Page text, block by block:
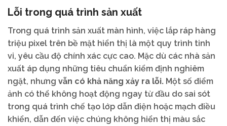
Lỗi trong quá trình sản xuất
Trong quá trình sản xuất màn hình, việc lắp ráp hàng
triệu pixel trên bề mặt hiển thị là một quy trình tinh
vi, yêu cầu độ chính xác cực cao. Mặc dù các nhà sản
xuất áp dụng những tiêu chuẩn kiểm định nghiêm
ngặt, nhưng vẫn có khả năng xảy ra lỗi. Một số điểm
ảnh có thể không hoạt động ngay từ đầu do sai sót
trong quá trình chế tạo lớp dẫn điện hoặc mạch điều
khiển, dẫn đến việc chúng không hiển thị màu sắc